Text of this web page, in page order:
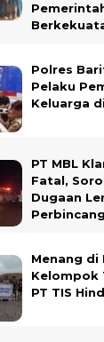
Polres
Pelaku
Keluarga
PT MBL
Fatal,
Dugaan
Menang di
Kelompok
PT TIS